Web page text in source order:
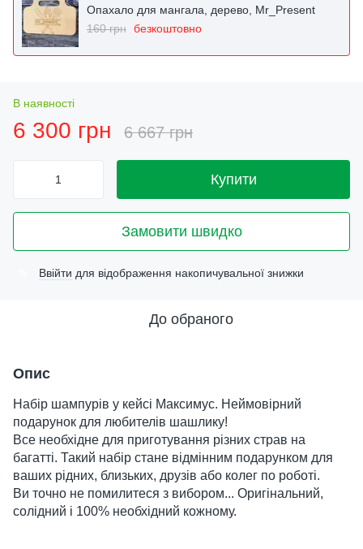
Опахало для мангала, дерево, Mr_Present
160 грн безкоштовно
В наявності
6 300 грн 6 667 грн
Купити
Замовити швидко
Ввійти для відображення накопичувальної знижки
До обраного
Опис
Набір шампурів у кейсі Максимус. Неймовірний
подарунок для любителів шашлику!
Все необхідне для приготування різних страв на
багатті. Такий набір стане відмінним подарунком для
ваших рідних, близьких, друзів або колег по роботі.
Ви точно не помилитеся з вибором... Оригінальний,
солідний і 100% необхідний кожному.